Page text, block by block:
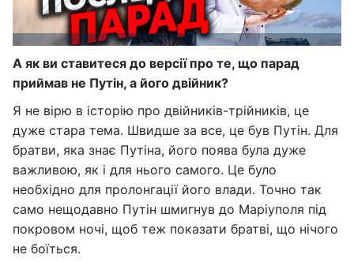
А як ви ставитеся до версії про те, що парад
приймав не Путін, а його двійник?
Я не вірю в історію про двійників-трійників, це
дуже стара тема. Швидше за все, це був Путін. Для
братви, яка знає Путіна, його поява була дуже
важливою, як і для нього самого. Це було
необхідно для пролонгації його влади. Точно так
само нещодавно Путін шмигнув до Маріуполя під
покровом ночі, щоб теж показати братві, що нічого
не боїться.